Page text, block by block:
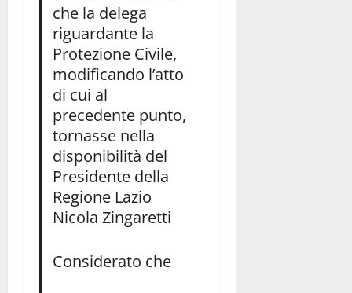
che la delega
riguardante la
Protezione Civile,
modificando l’atto
di cui al
precedente punto,
tornasse nella
disponibilità del
Presidente della
Regione Lazio
Nicola Zingaretti
Considerato che